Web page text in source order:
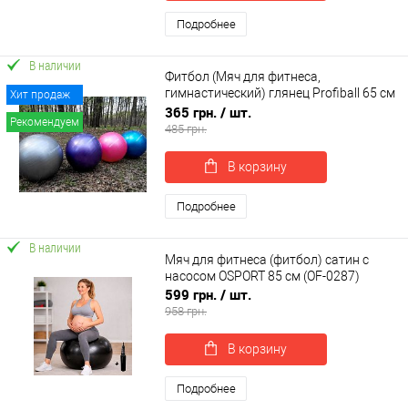
Подробнее
Хит продаж
Рекомендуем
В наличии
Фитбол (Мяч для фитнеса,
гимнастический) глянец Profiball 65 см
(MS 1576)
365 грн. / шт.
485 грн.
В корзину
Подробнее
В наличии
Мяч для фитнеса (фитбол) сатин с
насосом OSPORT 85 см (OF-0287)
599 грн. / шт.
958 грн.
В корзину
Подробнее